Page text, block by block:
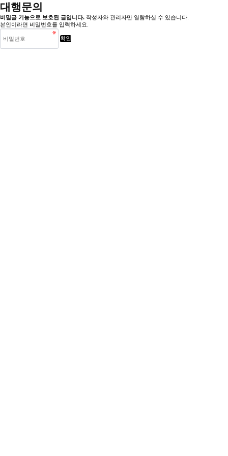
대행문의
비밀글 기능으로 보호된 글입니다. 작성자와 관리자만 열람하실 수 있습니다.
본인이라면 비밀번호를 입력하세요.